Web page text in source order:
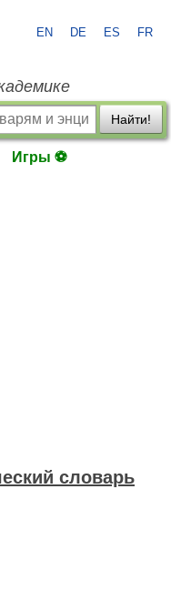
EN DE ES FR
Найти!
Игры ⚽
словарь